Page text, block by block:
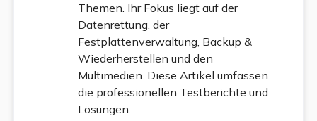
Themen. Ihr Fokus liegt auf der
Datenrettung, der
Festplattenverwaltung, Backup &
Wiederherstellen und den
Multimedien. Diese Artikel umfassen
die professionellen Testberichte und
Lösungen.